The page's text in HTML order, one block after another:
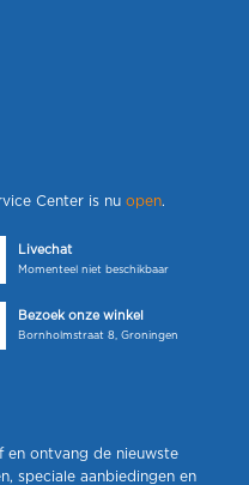
Center is nu open.
Livechat
Momenteel niet beschikbaar
Bezoek onze winkel
Bornholmstraat 8, Groningen
en ontvang de nieuwste
speciale aanbiedingen en